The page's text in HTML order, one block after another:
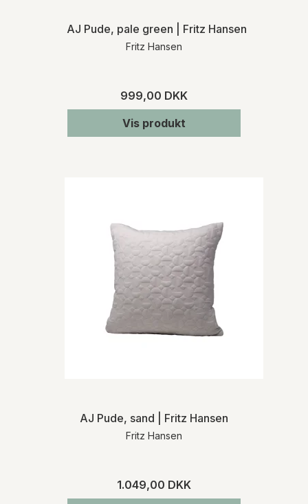
AJ Pude, pale green | Fritz Hansen
Fritz Hansen
999,00 DKK
Vis produkt
AJ Pude, sand | Fritz Hansen
Fritz Hansen
1.049,00 DKK